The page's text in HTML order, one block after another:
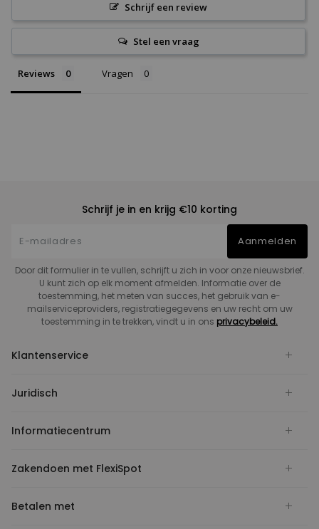
Schrijf een review
Stel een vraag
Reviews Vragen
Schrijf je in en krijg €10 korting
Aanmelden
Door dit formulier in te vullen, schrijft u zich in voor onze nieuwsbrief.
U kunt zich op elk moment afmelden. Informatie over de
toestemming, het meten van succes, het gebruik van e-
mailserviceproviders, registratiegegevens en uw recht om uw
toestemming in te trekken, vindt u in ons privacybeleid.
Klantenservice
Juridisch
Informatiecentrum
Zakendoen met FlexiSpot
Betalen met